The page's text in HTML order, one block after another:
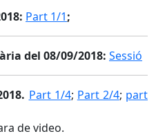
Part 1/1;
del 08/09/2018: Sessió
Part 1/4; Part 2/4; part
de video.